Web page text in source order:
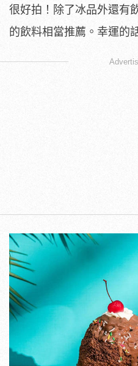
很好拍！除了冰品外還有
的飲料相當推薦。幸運的